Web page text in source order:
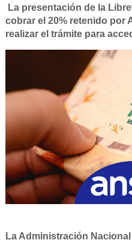
La presentación de la
cobrar el 20% retenido por
realizar el trámite para
La Administración